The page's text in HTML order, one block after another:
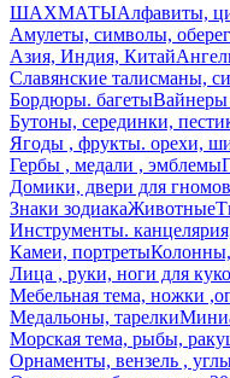
ШАХМАТЫАлфавиты,
Амулеты, символы,
Азия, Индия, Китай
Славянские талисманы,
Бордюры. багетыВайнеры
Бутоны, серединки,
Ягоды , фрукты. орехи,
Гербы , медали , эмблемы
Домики, двери для
Знаки зодиакаЖивотные
Инструменты.
Камеи, портреты
Лица , руки, ноги для
Мебельная тема, ножки
Медальоны, тарелки
Морская тема, рыбы,
Орнаменты, вензель ,